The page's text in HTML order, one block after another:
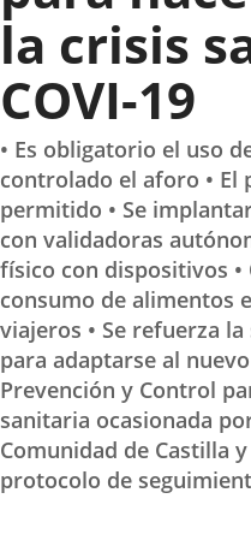
la crisis
COVI-19
• Es obligatorio el uso
controlado el aforo • El
permitido • Se
con validadoras
físico con dispositivos
consumo de alimentos
viajeros • Se refuerza
para adaptarse al
Prevención y Control
sanitaria ocasionada
Comunidad de Castilla
protocolo de